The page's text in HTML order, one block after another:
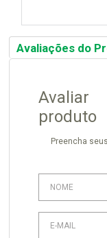
Avaliações do
Avaliar
produto
Preencha